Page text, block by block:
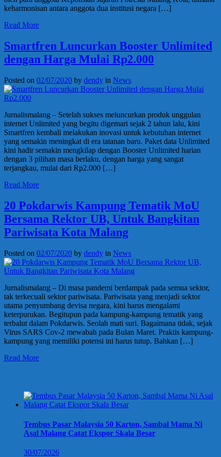
keharmonisan antara anggota dua institusi negara […]
Read More
Smartfren Luncurkan Booster Unlimited
dengan Harga Mulai Rp2.000
Posted on 02/07/2020 by dendy in News
Jurnalismalang – Setelah sukses meluncurkan produk unggulan
internet Unlimited yang begitu digemari sejak 2 tahun lalu, kini
Smartfren kembali melakukan inovasi untuk kebutuhan internet
yang semakin meningkat di era tatanan baru. Paket data Unlimited
kini hadir semakin mengkilap dengan Booster Unlimited harian
dengan 3 pilihan masa berlaku, dengan harga yang sangat
terjangkau, mulai dari Rp2.000 […]
Read More
20 Pokdarwis Kampung Tematik MoU
Bersama Rektor UB, Untuk Bangkitan
Pariwisata Kota Malang
Posted on 02/07/2020 by dendy in News
Jurnalismalang – Di masa pandemi berdampak pada semua sektor,
tak terkecuali sektor pariwisata. Pariwisata yang menjadi sektor
utama penyumbang devisa negara, kini harus mengalami
keterpurukan. Begitupun pada kampung-kampung tematik yang
terbalut dalam Pokdarwis. Seolah mati suri. Bagaimana tidak, sejak
Virus SARS Cov-2 mewabah pada Bulan Maret. Praktis kampung-
kampung yang memiliki potensi ini harus tutup. Bahkan […]
Read More
Tembus Pasar Malaysia 50 Karton, Sambal Mama Ni
Asal Malang Catat Ekspor Skala Besar
30/07/2026